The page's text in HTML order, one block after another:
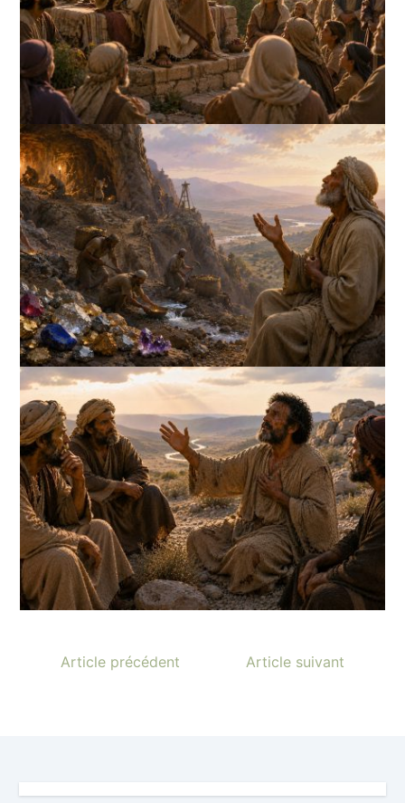
Article précédent Article suivant